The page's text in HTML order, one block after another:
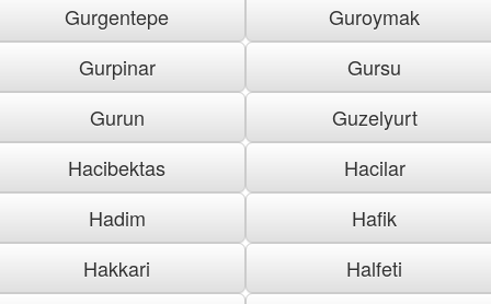
Gurgentepe
Guroymak
Gurpinar
Gursu
Gurun
Guzelyurt
Hacibektas
Hacilar
Hadim
Hafik
Hakkari
Halfeti